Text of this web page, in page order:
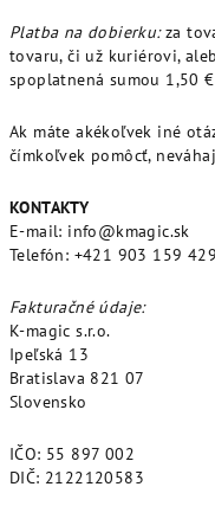
Platba na dobierku:za
tovaru, či už kuriérovi,
spoplatnená sumou 1,50
Ak máte akékoľvek iné
čímkoľvek pomôcť,
KONTAKTY
E-mail: info@kmagic.sk
Telefón: +421 903 159 429
Fakturačné údaje:
K-magic s.r.o.
Ipeľská 13
Bratislava 821 07
Slovensko
IČO: 55 897 002
DIČ: 2122120583